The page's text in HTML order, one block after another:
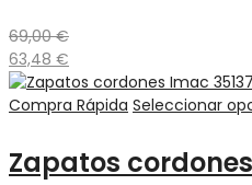
69,00€
63,48 €
Compra Rápida Seleccionar
Zapatos